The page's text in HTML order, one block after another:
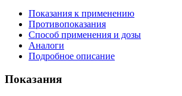
Показания к применению
Противопоказания
Способ применения и дозы
Аналоги
Подробное описание
Показания